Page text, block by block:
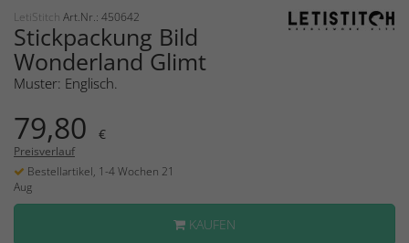
LetiStitch Art.Nr.: 450642
Stickpackung Bild
Wonderland Glimt
Muster: Englisch.
79,80 €
Preisverlauf
Bestellartikel, 1-4 Wochen 21
Aug
KAUFEN